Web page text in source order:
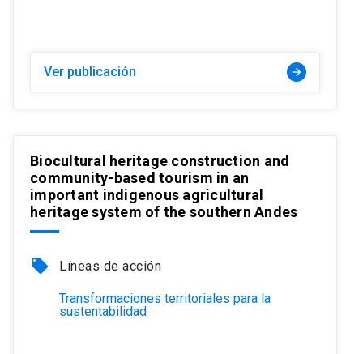
Ver publicación arrow_forward
Biocultural heritage construction and
community-based tourism in an
important indigenous agricultural
heritage system of the southern Andes
local_offer Líneas de acción
Transformaciones territoriales para la
sustentabilidad